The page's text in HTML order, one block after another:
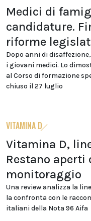
Medici di
candidature.
riforme
Dopo anni di
i giovani medici. Lo
al Corso di formazione
chiuso il 27 luglio
VITAMINA D
Vitamina D,
Restano aperti
monitoraggio
Una review analizza la
la confronta con le
italiani della Nota 96 Aifa